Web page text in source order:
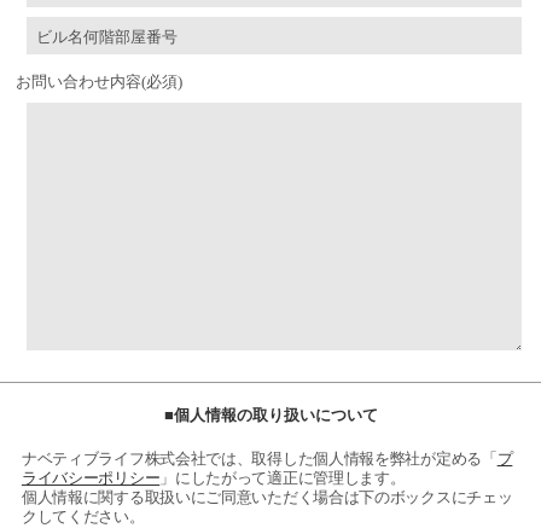
お問い合わせ内容(必須)
■個人情報の取り扱いについて
ナベティブライフ株式会社では、取得した個人情報を弊社が定める「 プ
ライバシーポリシー 」にしたがって適正に管理します。
個人情報に関する取扱いにご同意いただく場合は下のボックスにチェッ
クしてください。